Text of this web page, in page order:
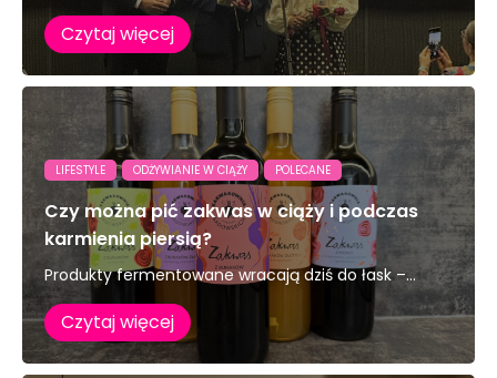
Czytaj więcej
LIFESTYLE ODŻYWIANIE W CIĄŻY POLECANE
Czy można pić zakwas w ciąży i podczas
karmienia piersią?
Produkty fermentowane wracają dziś do łask –...
Czytaj więcej